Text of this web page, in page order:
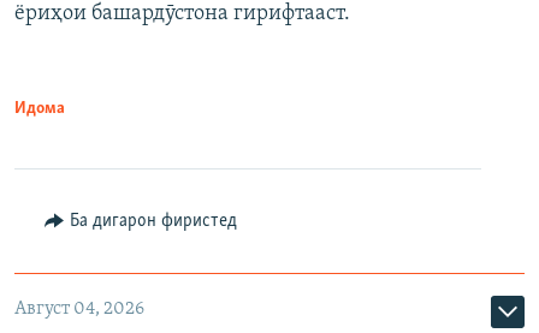
ёриҳои башардӯстона гирифтааст.
Идома
Ба дигарон фиристед
Август 04, 2026